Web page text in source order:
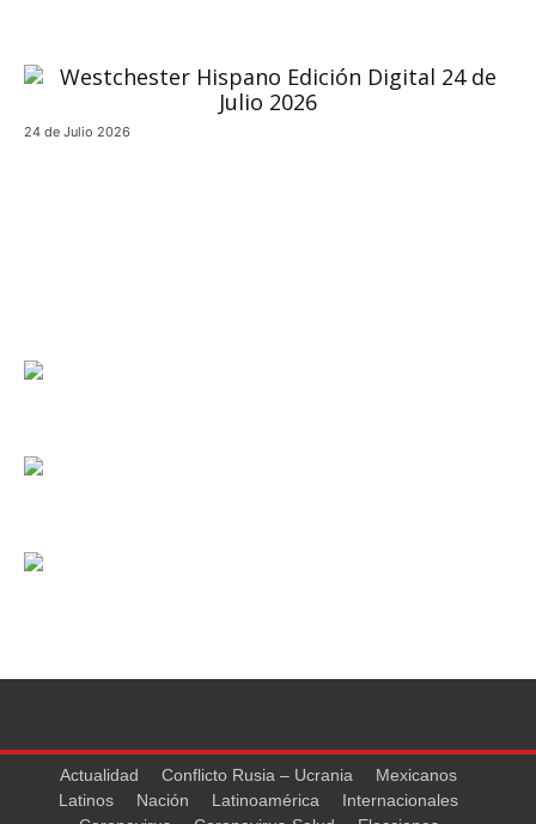
24 de Julio 2026
Actualidad Conflicto Rusia – Ucrania
Mexicanos
Latinos
Nación Latinoamérica
Internacionales